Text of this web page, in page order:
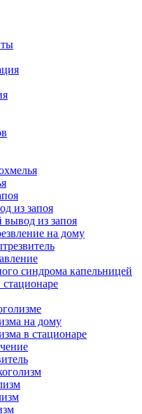
из запоя
из запоя
на дому
синдрома капельницей
на дому
в стационаре